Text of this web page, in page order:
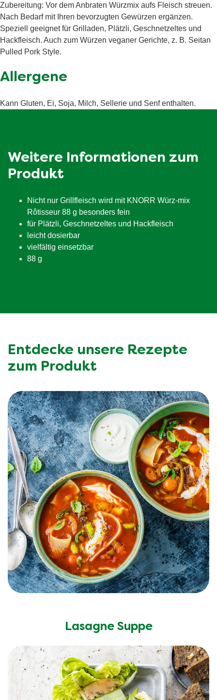
Kohlenhydrate
davon Zucker
2 g
Ballaststoffe
Salz
Zubereitung: Vor dem Anbraten Würzmix aufs Fleisch streuen.
Nach Bedarf mit Ihren bevorzugten Gewürzen ergänzen.
Speziell geeignet für Grilladen, Plätzli, Geschnetzeltes und
Hackfleisch. Auch zum Würzen veganer Gerichte, z. B. Seitan
Pulled Pork Style.
Allergene
Kann Gluten, Ei, Soja, Milch, Sellerie und Senf enthalten.
Weitere Informationen zum
Produkt
Nicht nur Grillfleisch wird mit KNORR Würz-mix
Rôtisseur 88 g besonders fein
für Plätzli, Geschnetzeltes und Hackfleisch
leicht dosierbar
vielfältig einsetzbar
88 g
Entdecke unsere Rezepte
zum Produkt
Lasagne Suppe